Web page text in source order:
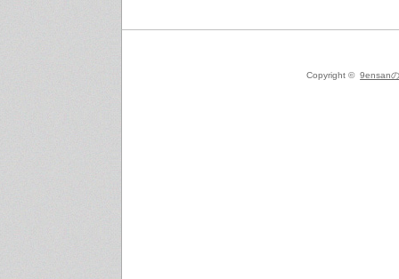
Copyright ©9ensan